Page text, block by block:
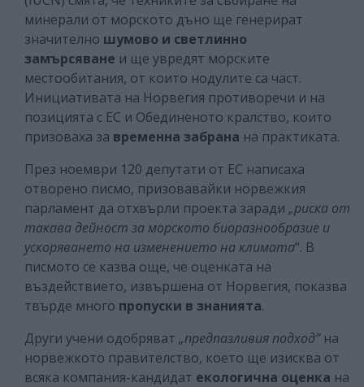
минерали от морското дъно ще генерират
значително шумово и светлинно
замърсяване и ще увредят морските
местообитания, от които нодулите са част.
Инициативата на Норвегия противоречи и на
позицията с ЕС и Обединеното кралство, които
призоваха за временна забрана на практиката.
През ноември 120 депутати от ЕС написаха
отворено писмо, призовавайки норвежкия
парламент да отхвърли проекта заради „риска от
такава дейност за морското биоразнообразие и
ускоряването на изменението на климата“. В
писмото се казва още, че оценката на
въздействието, извършена от Норвегия, показва
твърде много пропуски в знанията.
Други учени одобряват „предпазливия подход” на
норвежкото правителство, което ще изисква от
всяка компания-кандидат екологична оценка на